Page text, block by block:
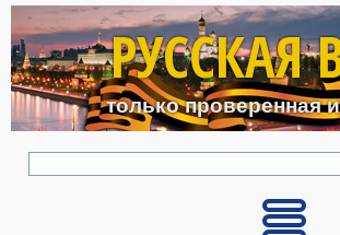
РУССКАЯ
только проверенная